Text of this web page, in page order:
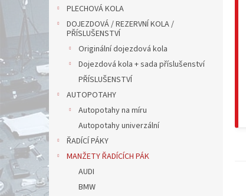
PLECHOVÁ KOLA
DOJEZDOVÁ / REZERVNÍ KOLA /
PŘÍSLUŠENSTVÍ
Originální dojezdová kola
Dojezdová kola + sada příslušenství
PŘÍSLUŠENSTVÍ
AUTOPOTAHY
Autopotahy na míru
Autopotahy univerzální
ŘADÍCÍ PÁKY
MANŽETY ŘADÍCÍCH PÁK
AUDI
BMW